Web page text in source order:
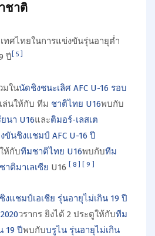
ชาติ
ทศไทยในการแข่งขันรุ่นอายุต่ำ
ปี 5
มในนัดชิงชนะเลิศ AFC U-16 รอบ
นให้กับ ทีม ชาติไทย U16พบกับ
นา U16และติมอร์-เลสเต
ขันชิงแชมป์ AFC U-16 ปี
ห้กับทีมชาติไทย U16พบกับทีม
าติมาเลเซีย U16 8 9
แชมป์เอเชีย รุ่นอายุไม่เกิน 19 ปี
วรากร ยิงได้ 2 ประตูให้กับทีม
19 ปีพบกับบรูไน รุ่นอายุไม่เกิน